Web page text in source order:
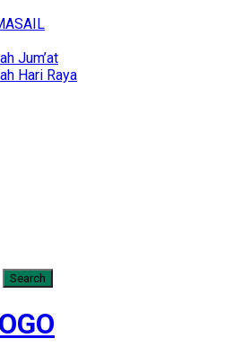
Jum’at
Hari Raya
Search